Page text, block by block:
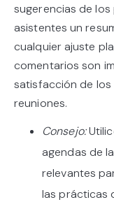
sugerencias de
asistentes un
cualquier ajuste
comentarios son
satisfacción de
reuniones.
Consejo:
agendas de
relevantes
las prácticas